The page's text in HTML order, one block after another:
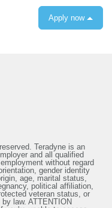
Apply now
Teradyne is an
and all qualified
without regard
gender identity
age, marital status,
political affiliation,
veteran status, or
law. ATTENTION